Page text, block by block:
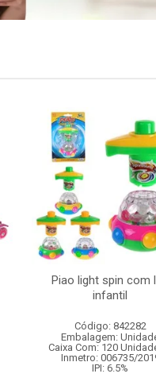
Piao light spin com
infantil
Código: 842282
Embalagem:
Caixa Com: 120
Inmetro: 006735/
IPI: 6.5%